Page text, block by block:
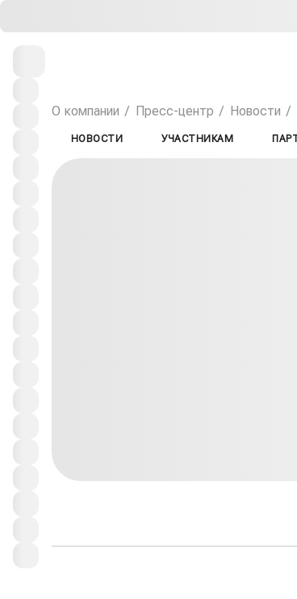
О компании Пресс-центр Новости
НОВОСТИ УЧАСТНИКАМ